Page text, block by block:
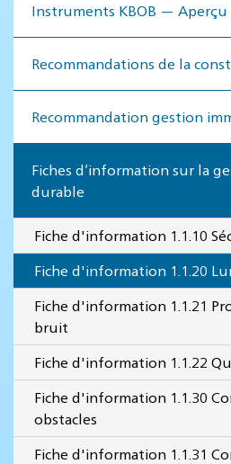
Instruments KBOB — Aperçu
Recommandations de la
Recommandation ges­tion
Fiches d’information sur la
durable
Fiche d'information 1.1.10
Fiche d'information 1.1.20
Fiche d'information 1.1.21
bruit
Fiche d'information 1.1.22
Fiche d'information 1.1.30
obstacles
Fiche d'information 1.1.31